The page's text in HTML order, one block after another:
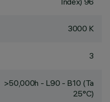
3000 K
3
>50,000h - L90 - B10 (Ta
25°C)